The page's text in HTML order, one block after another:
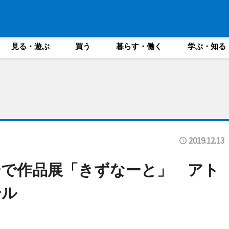
見る・遊ぶ 買う 暮らす・働く 学ぶ・知る
2019.12.13
作品展「きずなーと」 アト